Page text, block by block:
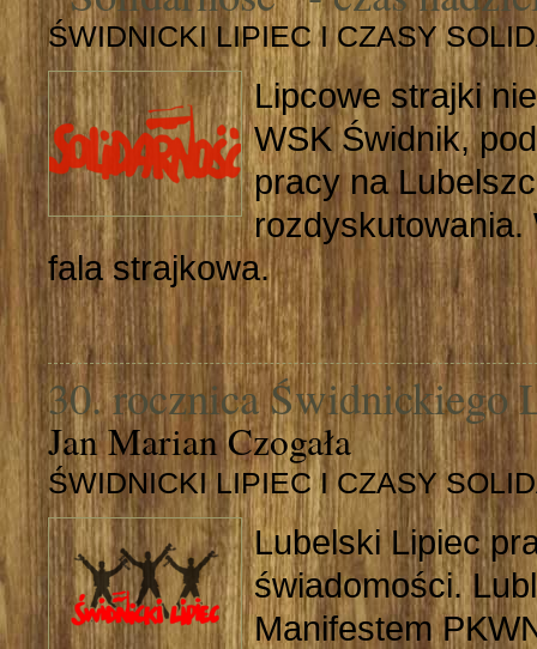
ŚWIDNICKI LIPIEC I CZASY
Lipcowe strajki
WSK Świdnik,
pracy na
rozdyskutowania.
fala strajkowa.
30. rocznica Świdnickiego
Jan Marian Czogała
ŚWIDNICKI LIPIEC I CZASY
Lubelski Lipiec
świadomości.
Manifestem